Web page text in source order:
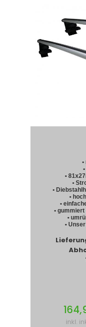
•
•
•
•
•
•
•
•
inkl.